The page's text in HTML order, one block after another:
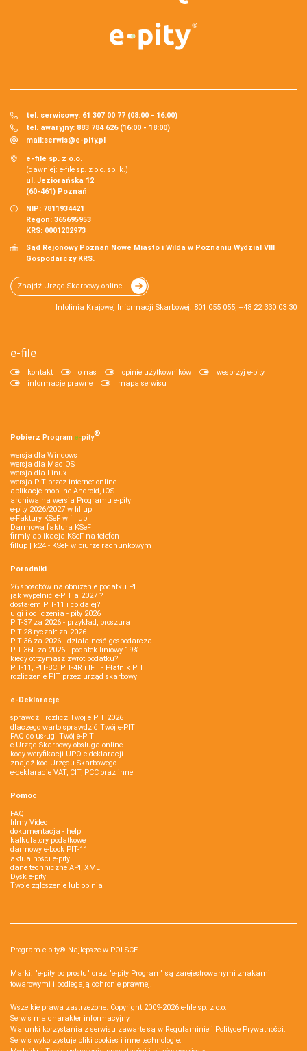
tel. serwisowy: 61 307 00 77 (08:00 - 16:00)
tel. awaryjny: 883 784 626 (16:00 - 18:00)
mail:serwis@e-pity.pl
e-file sp. z o.o.
(dawniej: e-file sp. z o.o. sp. k.)
ul. Jeziorańska 12
(60-461) Poznań
NIP: 7811934421
Regon: 365695953
KRS: 0001202973
Sąd Rejonowy Poznań Nowe Miasto i Wilda w Poznaniu Wydział VIII
Gospodarczy KRS.
Znajdź Urząd Skarbowy online
Infolinia Krajowej Informacji Skarbowej: 801 055 055, +48 22 330 03 30
e-file
kontakt o nas opinie użytkowników
wesprzyj e-pity
informacje prawne
mapa serwisu
Pobierz Program e‑pity®
wersja dla Windows
wersja dla Mac OS
wersja dla Linux
wersja PIT przez internet online
aplikacje mobilne Android, iOS
archiwalna wersja Programu e-pity
e-pity 2026/2027 w fillup
e‑Faktury KSeF w fillup
Darmowa faktura KSeF
firmly aplikacja KSeF na telefon
fillup | k24 - KSeF w biurze rachunkowym
Poradniki
26 sposobów na obniżenie podatku PIT
jak wypełnić e-PIT'a 2027 ?
dostałem PIT-11 i co dalej?
ulgi i odliczenia - pity 2026
PIT-37 za 2026 - przykład, broszura
PIT-28 ryczałt za 2026
PIT-36 za 2026 - działalność gospodarcza
PIT-36L za 2026 - podatek liniowy 19%
kiedy otrzymasz zwrot podatku?
PIT-11, PIT-8C, PIT-4R i IFT - Płatnik PIT
rozliczenie PIT przez urząd skarbowy
e-Deklaracje
sprawdź i rozlicz Twój e PIT 2026
dlaczego warto sprawdzić Twój e-PIT
FAQ do usługi Twój e-PIT
e-Urząd Skarbowy obsługa online
kody weryfikacji UPO e-deklaracji
znajdź kod Urzędu Skarbowego
e-deklaracje VAT, CIT, PCC oraz inne
Pomoc
FAQ
filmy Video
dokumentacja - help
kalkulatory podatkowe
darmowy e-book PIT-11
aktualności e-pity
dane techniczne API, XML
Dysk e-pity
Twoje zgłoszenie lub opinia
Program e-pity® Najlepsze w POLSCE.
Marki: "e-pity po prostu" oraz "e-pity Program" są zarejestrowanymi znakami
towarowymi i podlegają ochronie prawnej.
Wszelkie prawa zastrzeżone. Copyright 2009-2026 e-file sp. z o.o.
Serwis ma charakter informacyjny.
Warunki korzystania z serwisu zawarte są w Regulaminie i Polityce Prywatności.
Serwis wykorzystuje pliki cookies i inne technologie.